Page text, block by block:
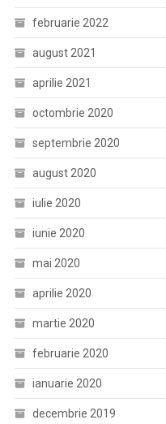
februarie 2022
august 2021
aprilie 2021
octombrie 2020
septembrie 2020
august 2020
iulie 2020
iunie 2020
mai 2020
aprilie 2020
martie 2020
februarie 2020
ianuarie 2020
decembrie 2019